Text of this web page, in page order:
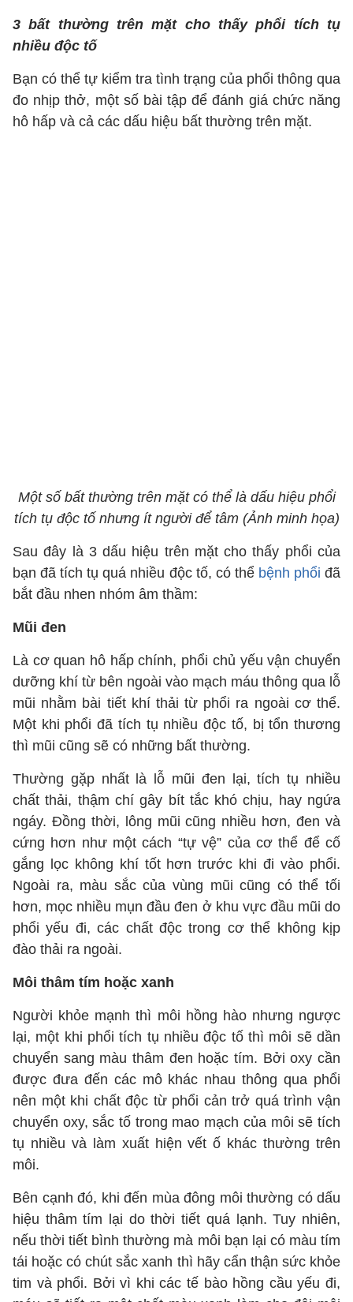
3 bất thường trên mặt cho thấy phổi tích tụ
nhiều độc tố
Bạn có thể tự kiểm tra tình trạng của phổi thông qua
đo nhịp thở, một số bài tập để đánh giá chức năng
hô hấp và cả các dấu hiệu bất thường trên mặt.
Một số bất thường trên mặt có thể là dấu hiệu phổi
tích tụ độc tố nhưng ít người để tâm (Ảnh minh họa)
Sau đây là 3 dấu hiệu trên mặt cho thấy phổi của
bạn đã tích tụ quá nhiều độc tố, có thể bệnh phổi đã
bắt đầu nhen nhóm âm thầm:
Mũi đen
Là cơ quan hô hấp chính, phổi chủ yếu vận chuyển
dưỡng khí từ bên ngoài vào mạch máu thông qua lỗ
mũi nhằm bài tiết khí thải từ phổi ra ngoài cơ thể.
Một khi phổi đã tích tụ nhiều độc tố, bị tổn thương
thì mũi cũng sẽ có những bất thường.
Thường gặp nhất là lỗ mũi đen lại, tích tụ nhiều
chất thải, thậm chí gây bít tắc khó chịu, hay ngứa
ngáy. Đồng thời, lông mũi cũng nhiều hơn, đen và
cứng hơn như một cách “tự vệ” của cơ thể để cố
gắng lọc không khí tốt hơn trước khi đi vào phổi.
Ngoài ra, màu sắc của vùng mũi cũng có thể tối
hơn, mọc nhiều mụn đầu đen ở khu vực đầu mũi do
phổi yếu đi, các chất độc trong cơ thể không kịp
đào thải ra ngoài.
Môi thâm tím hoặc xanh
Người khỏe mạnh thì môi hồng hào nhưng ngược
lại, một khi phổi tích tụ nhiều độc tố thì môi sẽ dần
chuyển sang màu thâm đen hoặc tím. Bởi oxy cần
được đưa đến các mô khác nhau thông qua phổi
nên một khi chất độc từ phổi cản trở quá trình vận
chuyển oxy, sắc tố trong mao mạch của môi sẽ tích
tụ nhiều và làm xuất hiện vết ố khác thường trên
môi.
Bên cạnh đó, khi đến mùa đông môi thường có dấu
hiệu thâm tím lại do thời tiết quá lạnh. Tuy nhiên,
nếu thời tiết bình thường mà môi bạn lại có màu tím
tái hoặc có chút sắc xanh thì hãy cẩn thận sức khỏe
tim và phổi. Bởi vì khi các tế bào hồng cầu yếu đi,